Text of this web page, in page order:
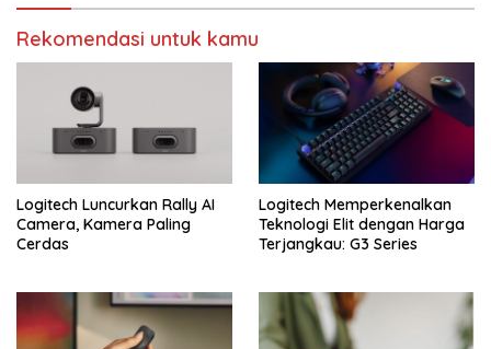
Rekomendasi untuk kamu
Logitech Luncurkan Rally AI
Camera, Kamera Paling
Cerdas
Logitech Memperkenalkan
Teknologi Elit dengan Harga
Terjangkau: G3 Series